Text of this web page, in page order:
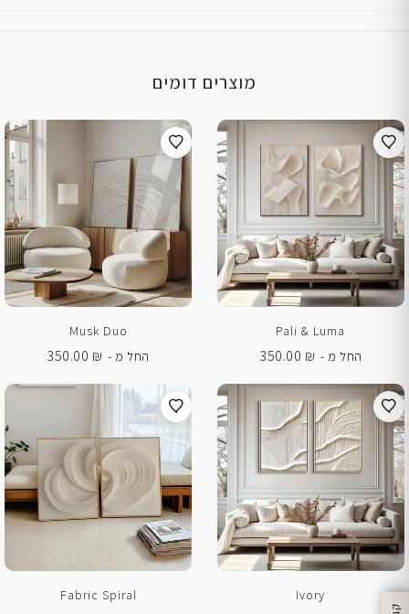
מוצרים דומים
Pali & Luma
החל מ -
350.00 ₪
Musk Duo
החל מ -
350.00 ₪
Ivory
Fabric Spiral